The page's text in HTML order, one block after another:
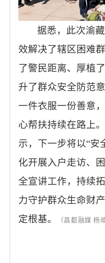
据悉，此次渝
效解决了辖区困难
了警民距离、厚植
升了群众安全防范
一件衣服一份善意
心帮扶持续在路上
示，下一步将以“安
化开展入户走访、
全宣讲工作，持续
力守护群众生命财
定根基。
（昌都融媒 杨